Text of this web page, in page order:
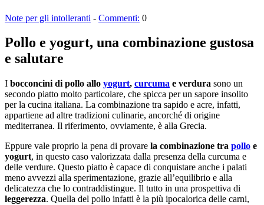
Note per gli intolleranti - Commenti: 0
Pollo e yogurt, una combinazione gustosa
e salutare
I bocconcini di pollo allo yogurt, curcuma e verdura sono un
secondo piatto molto particolare, che spicca per un sapore insolito
per la cucina italiana. La combinazione tra sapido e acre, infatti,
appartiene ad altre tradizioni culinarie, ancorché di origine
mediterranea. Il riferimento, ovviamente, è alla Grecia.
Eppure vale proprio la pena di provare la combinazione tra pollo e
yogurt, in questo caso valorizzata dalla presenza della curcuma e
delle verdure. Questo piatto è capace di conquistare anche i palati
meno avvezzi alla sperimentazione, grazie all’equilibrio e alla
delicatezza che lo contraddistingue. Il tutto in una prospettiva di
leggerezza. Quella del pollo infatti è la più ipocalorica delle carni,